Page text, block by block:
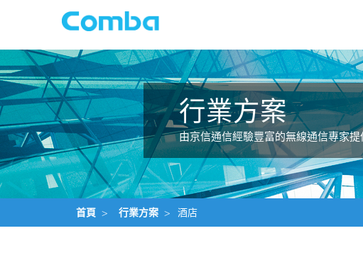
行業方案
由京信通信經驗豐富的無線通信專家
首頁 > 行業方案 > 酒店